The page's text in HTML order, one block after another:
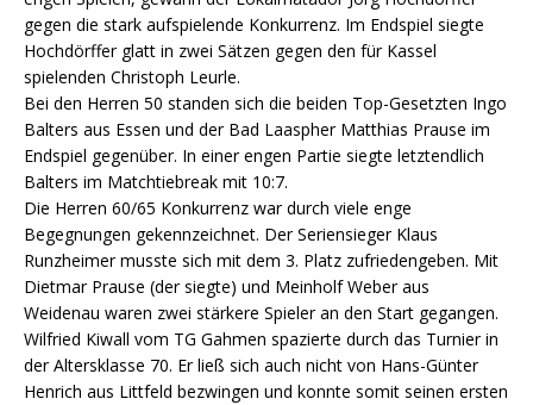
gegen die stark aufspielende Konkurrenz. Im Endspiel siegte
Hochdörffer glatt in zwei Sätzen gegen den für Kassel
spielenden Christoph Leurle.
Bei den Herren 50 standen sich die beiden Top-Gesetzten Ingo
Balters aus Essen und der Bad Laaspher Matthias Prause im
Endspiel gegenüber. In einer engen Partie siegte letztendlich
Balters im Matchtiebreak mit 10:7.
Die Herren 60/65 Konkurrenz war durch viele enge
Begegnungen gekennzeichnet. Der Seriensieger Klaus
Runzheimer musste sich mit dem 3. Platz zufriedengeben. Mit
Dietmar Prause (der siegte) und Meinholf Weber aus
Weidenau waren zwei stärkere Spieler an den Start gegangen.
Wilfried Kiwall vom TG Gahmen spazierte durch das Turnier in
der Altersklasse 70. Er ließ sich auch nicht von Hans-Günter
Henrich aus Littfeld bezwingen und konnte somit seinen ersten